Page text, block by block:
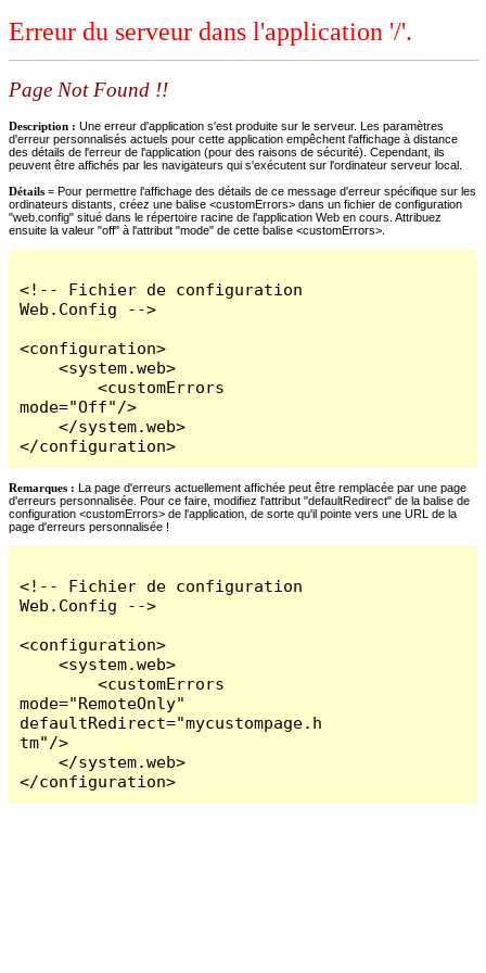
Erreur du serveur dans l'application '/'.
Page Not Found !!
Description : Une erreur d'application s'est produite sur le serveur. Les paramètres
d'erreur personnalisés actuels pour cette application empêchent l'affichage à distance
des détails de l'erreur de l'application (pour des raisons de sécurité). Cependant, ils
peuvent être affichés par les navigateurs qui s'exécutent sur l'ordinateur serveur local.
Détails = Pour permettre l'affichage des détails de ce message d'erreur spécifique sur les
ordinateurs distants, créez une balise <customErrors> dans un fichier de configuration
"web.config" situé dans le répertoire racine de l'application Web en cours. Attribuez
ensuite la valeur "off" à l'attribut "mode" de cette balise <customErrors>.
<!-- Fichier de configuration
Web.Config -->
<configuration>
    <system.web>
        <customErrors
mode="Off"/>
    </system.web>
</configuration>
Remarques : La page d'erreurs actuellement affichée peut être remplacée par une page
d'erreurs personnalisée. Pour ce faire, modifiez l'attribut "defaultRedirect" de la balise de
configuration <customErrors> de l'application, de sorte qu'il pointe vers une URL de la
page d'erreurs personnalisée !
<!-- Fichier de configuration
Web.Config -->
<configuration>
    <system.web>
        <customErrors
mode="RemoteOnly"
defaultRedirect="mycustompage.h
tm"/>
    </system.web>
</configuration>